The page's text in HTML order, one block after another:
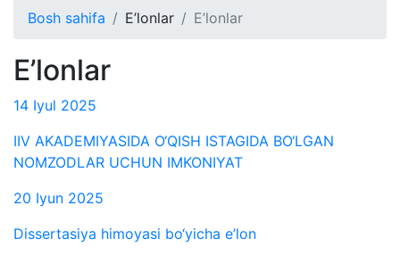
Bosh sahifa E’lonlar E’lonlar
E’lonlar
14 Iyul 2025
IIV AKADEMIYASIDA O‘QISH ISTAGIDA BO‘LGAN
NOMZODLAR UCHUN IMKONIYAT
20 Iyun 2025
Dissertasiya himoyasi bo‘yicha e’lon